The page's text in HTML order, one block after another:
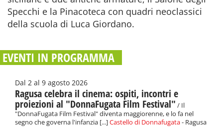
Specchi e la Pinacoteca con quadri neoclassici
della scuola di Luca Giordano.
EVENTI IN PROGRAMMA
Dal 2 al 9 agosto 2026
Ragusa celebra il cinema: ospiti, incontri e
proiezioni al "DonnaFugata Film Festival" / Il
"DonnaFugata Film Festival" diventa maggiorenne, e lo fa nel
segno che governa l'infanzia [...]Castello di Donnafugata- Ragusa